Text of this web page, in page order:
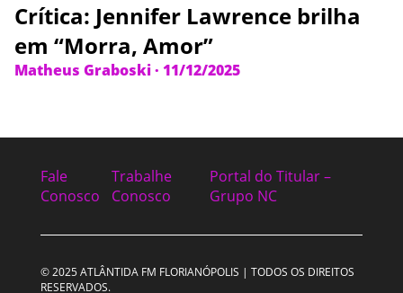
Crítica: Jennifer Lawrence brilha
em “Morra, Amor”
Matheus Graboski· 11/12/2025
Fale
Conosco
Trabalhe
Conosco
Portal do Titular –
Grupo NC
© 2025 ATLÂNTIDA FM FLORIANÓPOLIS | TODOS OS DIREITOS
RESERVADOS.